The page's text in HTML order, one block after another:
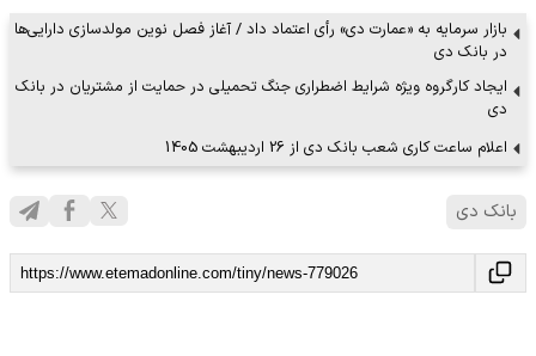
بازار سرمایه به «عمارت دی» رأی اعتماد داد / آغاز فصل نوین مولدسازی دارایی‌ها
در بانک دی
ایجاد کارگروه ویژه شرایط اضطراری جنگ تحمیلی در حمایت از مشتریان در بانک
دی
اعلام ساعت کاری شعب بانک دی از 26 اردیبهشت 1405
بانك دي